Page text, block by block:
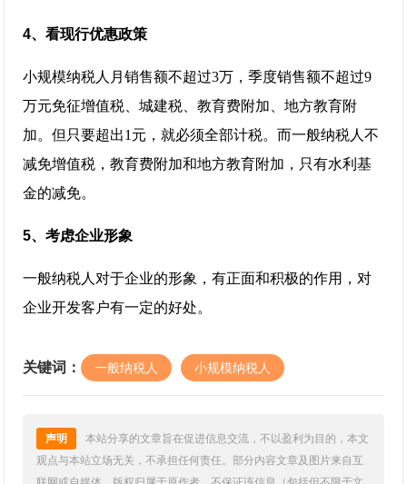
4、看现行优惠政策
小规模纳税人月销售额不超过3万，季度销售额不超过9
万元免征增值税、城建税、教育费附加、地方教育附
加。但只要超出1元，就必须全部计税。而一般纳税人不
减免增值税，教育费附加和地方教育附加，只有水利基
金的减免。
5、考虑企业形象
一般纳税人对于企业的形象，有正面和积极的作用，对
企业开发客户有一定的好处。
关键词： 一般纳税人 小规模纳税人
声明
本站分享的文章旨在促进信息交流，不以盈利为目的，本文
观点与本站立场无关，不承担任何责任。部分内容文章及图片来自互